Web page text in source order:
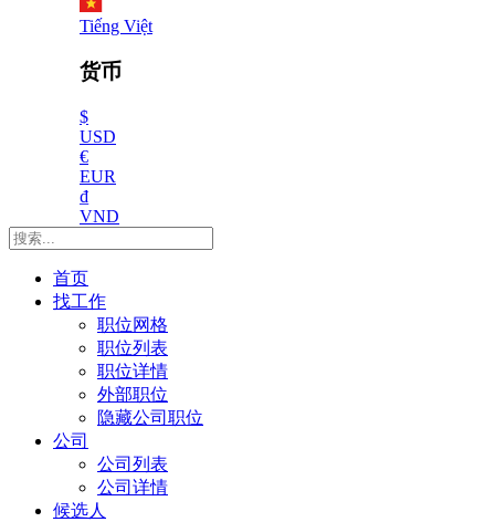
Tiếng Việt
货币
$
USD
€
EUR
₫
VND
首页
找工作
职位网格
职位列表
职位详情
外部职位
隐藏公司职位
公司
公司列表
公司详情
候选人